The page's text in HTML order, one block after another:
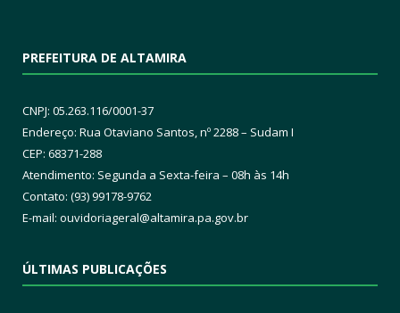
PREFEITURA DE ALTAMIRA
CNPJ: 05.263.116/0001-37
Endereço: Rua Otaviano Santos, nº 2288 – Sudam I
CEP: 68371-288
Atendimento: Segunda a Sexta-feira – 08h às 14h
Contato: (93) 99178-9762
E-mail: ouvidoriageral@altamira.pa.gov.br
ÚLTIMAS PUBLICAÇÕES